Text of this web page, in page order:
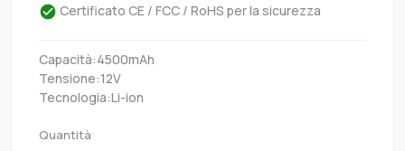
Certificato CE / FCC / RoHS per la sicurezza
Capacità:4500mAh
Tensione:12V
Tecnologia:Li-ion
Quantità